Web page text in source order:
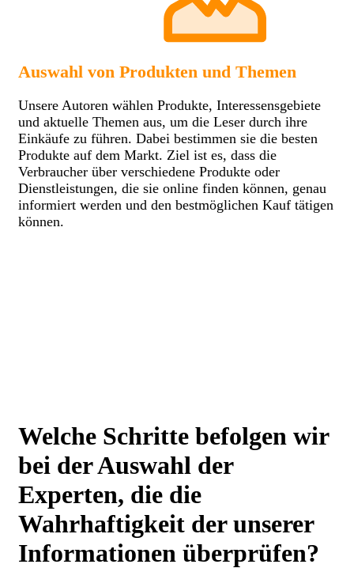
Auswahl von Produkten und Themen
Unsere Autoren wählen Produkte, Interessensgebiete
und aktuelle Themen aus, um die Leser durch ihre
Einkäufe zu führen. Dabei bestimmen sie die besten
Produkte auf dem Markt. Ziel ist es, dass die
Verbraucher über verschiedene Produkte oder
Dienstleistungen, die sie online finden können, genau
informiert werden und den bestmöglichen Kauf tätigen
können.
Welche Schritte befolgen wir
bei der Auswahl der
Experten, die die
Wahrhaftigkeit der unserer
Informationen überprüfen?